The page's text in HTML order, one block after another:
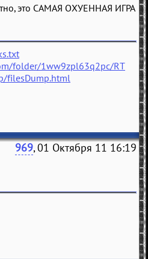
это САМАЯ ОХУЕННАЯ ИГРА
folder/1ww9zpl63q2pc/RT
filesDump.html
969, 01 Октября 11 16:19